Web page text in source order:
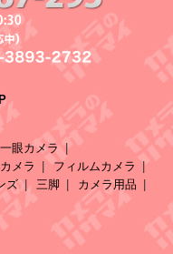
眼カメラ
メラ
フィルムカメラ
ズ 三脚 カメラ用品